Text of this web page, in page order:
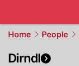
Home People
Dirndl